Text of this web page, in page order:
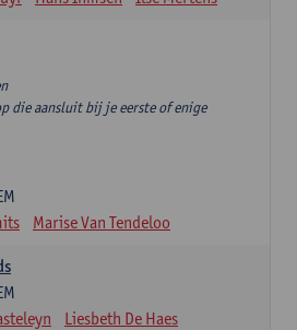
die aansluit bij je eerste of enige
Marise Van Tendeloo
Liesbeth De Haes